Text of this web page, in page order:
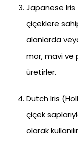
Japanese Iris
çiçeklere
alanlarda
mor, mavi ve
üretirler.
Dutch Iris
çiçek
olarak